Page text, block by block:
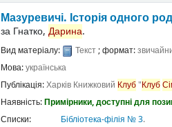
Мазуревичі. Історія одного
за Гнатко, Дарина.
Вид матеріалу: Текст; формат:
Мова:українська
Публікація:Харків Книжковий Клуб"Клуб
Наявність:Примірники, доступні для
Списки:
Бібліотека-філія № 3.